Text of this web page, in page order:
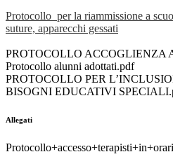
Protocollo per la riammissione a
suture, apparecchi gessati
PROTOCOLLO ACCOGLIENZA
Protocollo alunni adottati.pdf
PROTOCOLLO PER
BISOGNI EDUCATIVI
Allegati